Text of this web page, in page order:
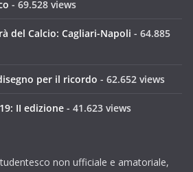
- 69.528 views
del Calcio: Cagliari-Napoli - 64.885
per il ricordo - 62.652 views
II edizione - 41.623 views
non ufficiale e amatoriale,